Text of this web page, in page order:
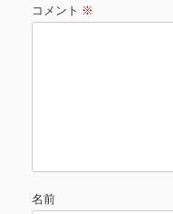
コメント ※
名前